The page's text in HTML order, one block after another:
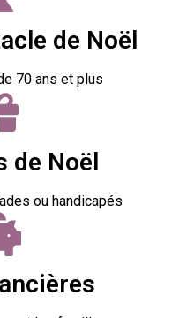
de Noël
70 ans et plus
de Noël
ou handicapés